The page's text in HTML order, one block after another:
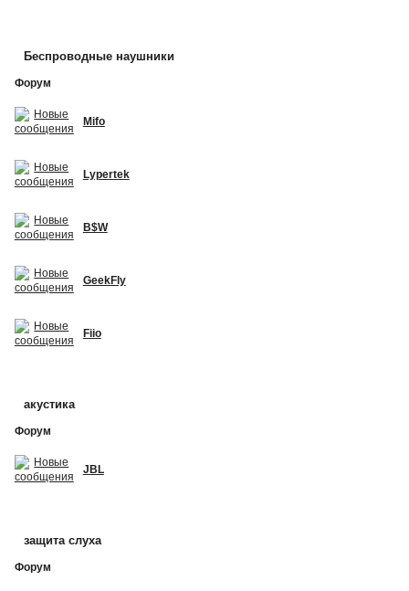
Беспроводные наушники
Форум
Mifo
Lypertek
B$W
GeekFly
Fiio
акустика
Форум
JBL
защита слуха
Форум